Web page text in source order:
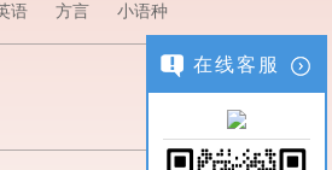
语 方言 小语种
在线客服